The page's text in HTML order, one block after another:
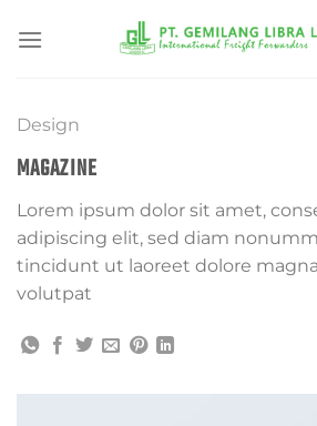
Design
MAGAZINE
Lorem ipsum dolor sit amet,
adipiscing elit, sed diam
tincidunt ut laoreet dolore
volutpat